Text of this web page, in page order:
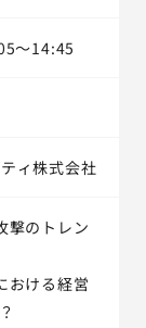
～14:45
ィ株式会社
撃のトレン
おける経営